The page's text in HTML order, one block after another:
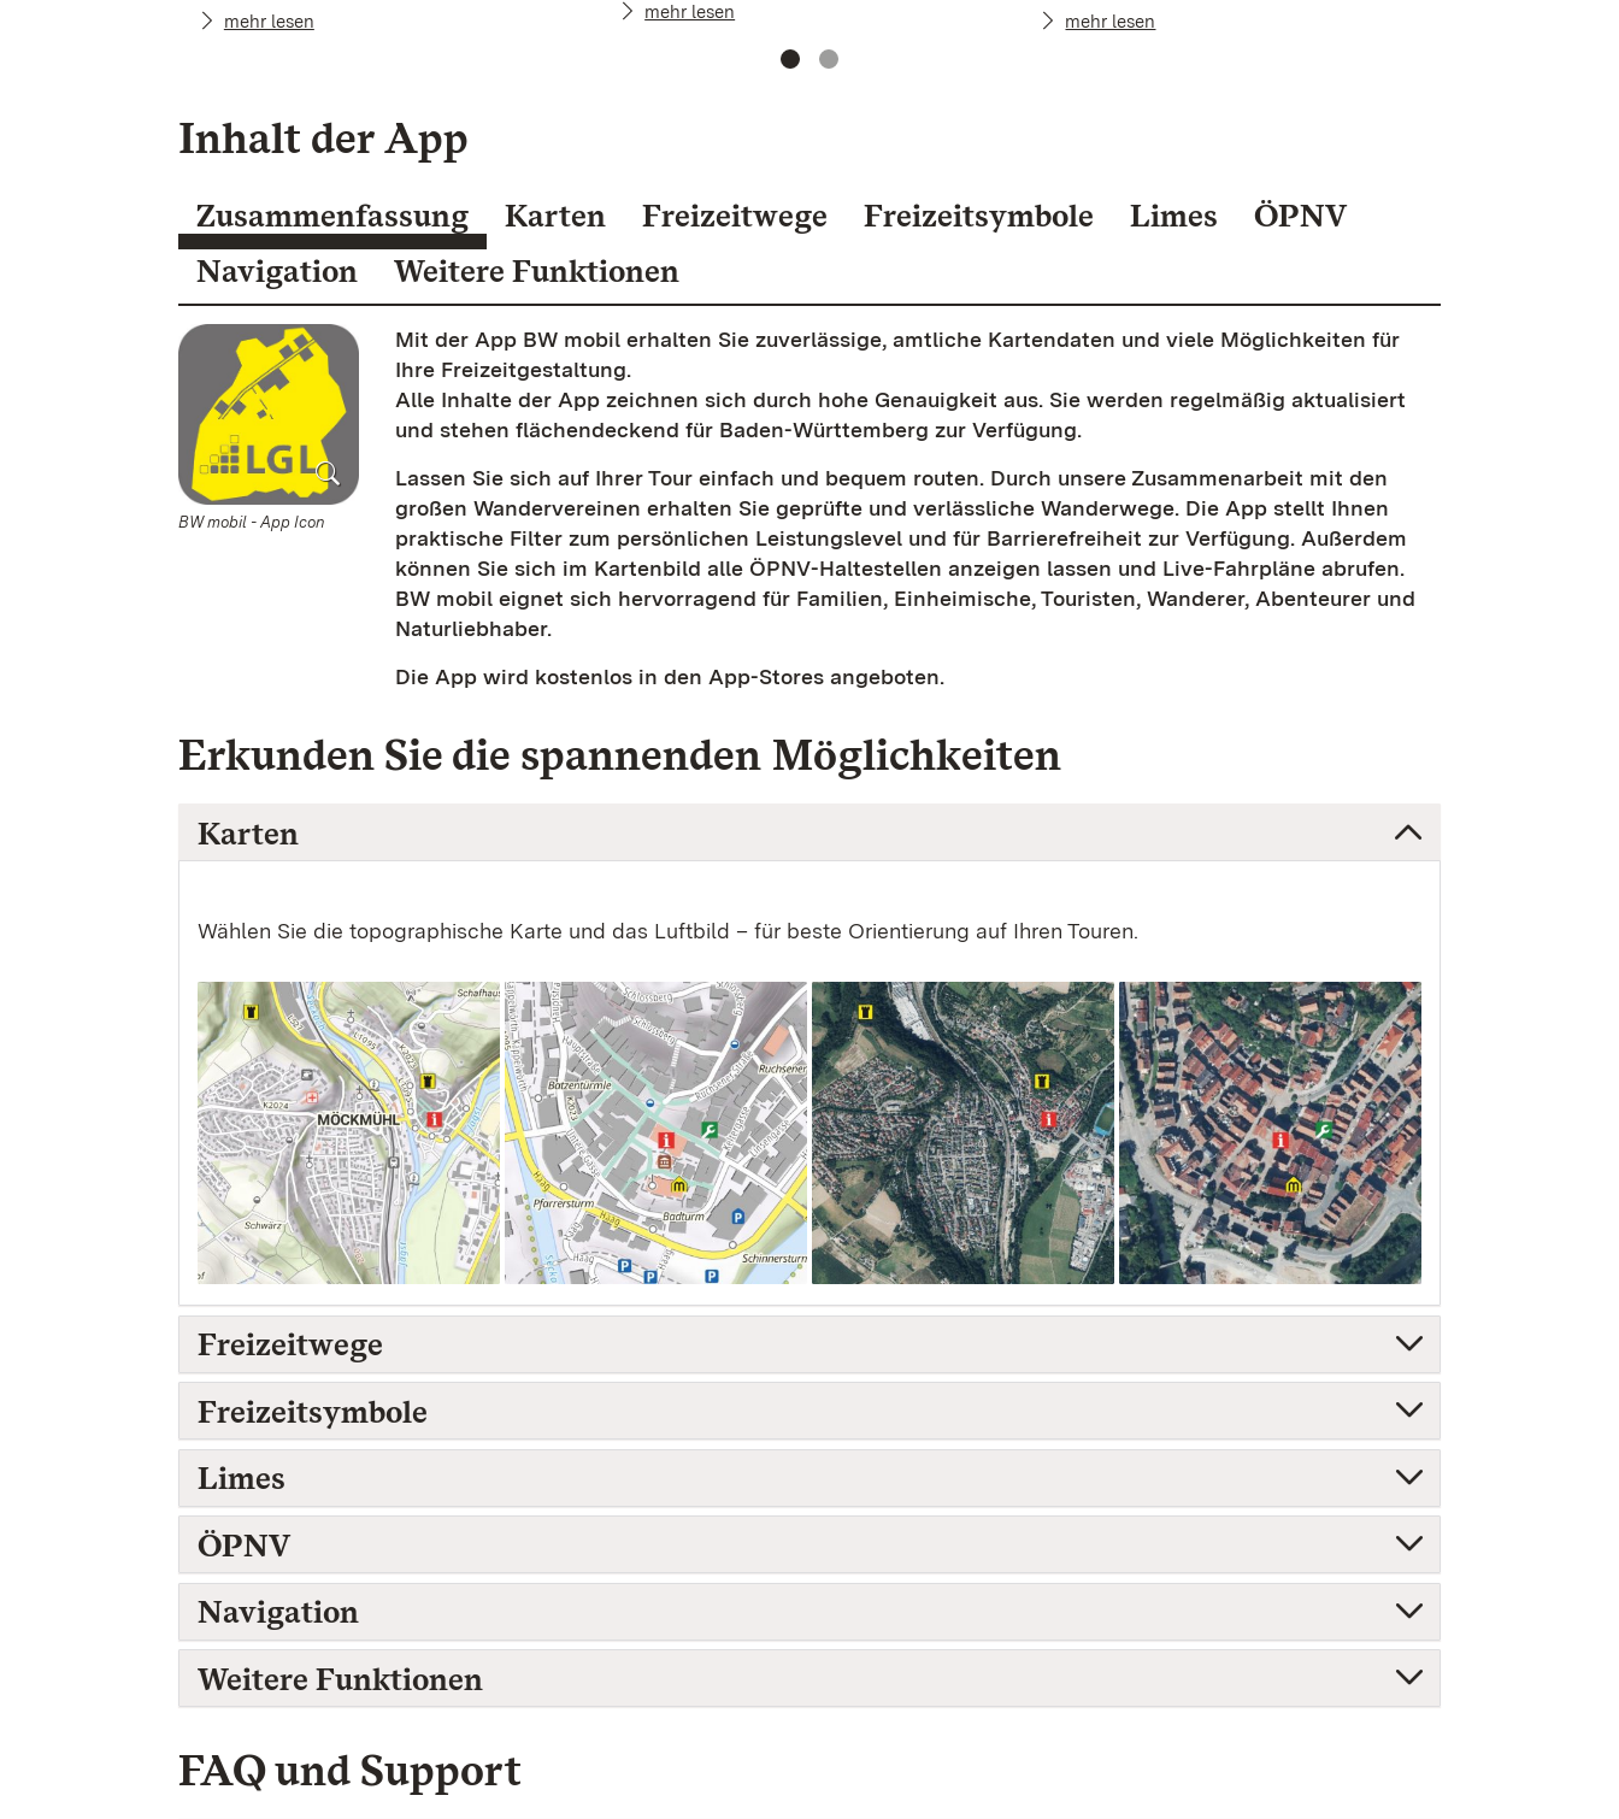
mehr lesen mehr lesen mehr lesen
Inhalt der App
Zusammenfassung Karten Freizeitwege Freizeitsymbole Limes
ÖPNV
Navigation
Weitere Funktionen
BW mobil - App Icon
Mit der App BW mobil erhalten Sie zuverlässige, amtliche Kartendaten und viele Möglichkeiten für
Ihre Freizeitgestaltung.
Alle Inhalte der App zeichnen sich durch hohe Genauigkeit aus. Sie werden regelmäßig aktualisiert
und stehen flächendeckend für Baden-Württemberg zur Verfügung.
Lassen Sie sich auf Ihrer Tour einfach und bequem routen. Durch unsere Zusammenarbeit mit den
großen Wandervereinen erhalten Sie geprüfte und verlässliche Wanderwege. Die App stellt Ihnen
praktische Filter zum persönlichen Leistungslevel und für Barrierefreiheit zur Verfügung. Außerdem
können Sie sich im Kartenbild alle ÖPNV-Haltestellen anzeigen lassen und Live-Fahrpläne abrufen.
BW mobil eignet sich hervorragend für Familien, Einheimische, Touristen, Wanderer, Abenteurer und
Naturliebhaber.
Die App wird kostenlos in den App-Stores angeboten.
Erkunden Sie die spannenden Möglichkeiten
Karten
Wählen Sie die topographische Karte und das Luftbild – für beste Orientierung auf Ihren Touren.
Freizeitwege
Freizeitsymbole
Limes
ÖPNV
Navigation
Weitere Funktionen
FAQ und Support